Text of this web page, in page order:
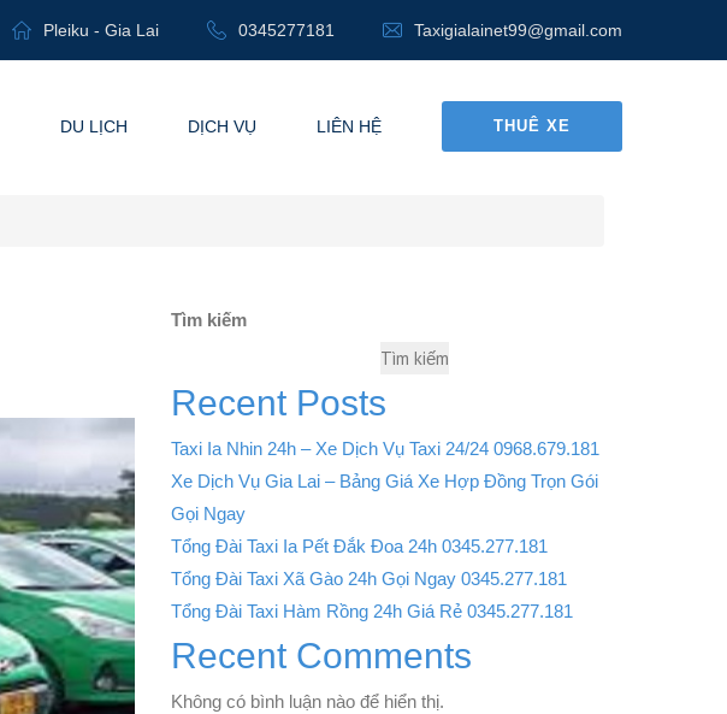
Pleiku - Gia Lai 0345277181 Taxigialainet99@gmail.com
DU LỊCH DỊCH VỤ LIÊN HỆ THUÊ XE
Tìm kiếm
Tìm kiếm
Recent Posts
Taxi Ia Nhin 24h – Xe Dịch Vụ Taxi 24/24 0968.679.181
Xe Dịch Vụ Gia Lai – Bảng Giá Xe Hợp Đồng Trọn Gói
Gọi Ngay
Tổng Đài Taxi Ia Pết Đắk Đoa 24h 0345.277.181
Tổng Đài Taxi Xã Gào 24h Gọi Ngay 0345.277.181
Tổng Đài Taxi Hàm Rồng 24h Giá Rẻ 0345.277.181
Recent Comments
Không có bình luận nào để hiển thị.